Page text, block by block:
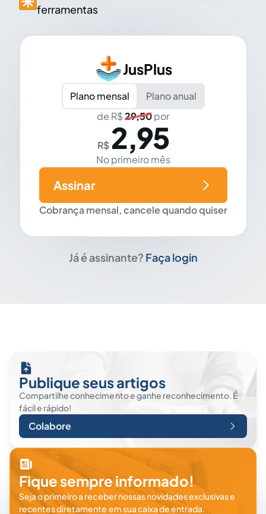
ferramentas
JusPlus
Plano mensal
Plano anual
de R$29,50por
R$ 2,95
No primeiro mês
Cobrança mensal, cancele quando quiser
Assinar
Já é assinante? Faça login
Publique seus artigos
Compartilhe conhecimento e ganhe reconhecimento. É
fácil e rápido!
Colabore
Fique sempre informado!
Seja o primeiro a receber nossas novidades exclusivas e
recentes diretamente em sua caixa de entrada.